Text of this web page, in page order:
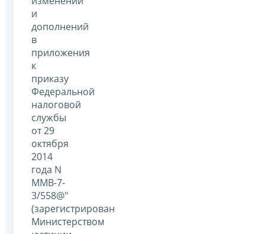
и
дополнений
в
приложения
к
приказу
Федеральной
налоговой
службы
от 29
октября
2014
года N
ММВ-7-
3/558@"
(зарегистрирован
Министерством